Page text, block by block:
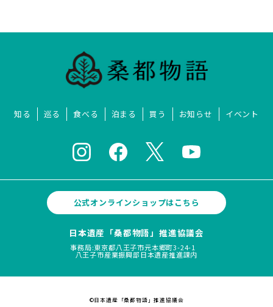
知る 巡る 食べる 泊まる 買う お知らせ イベント
公式オンラインショップはこちら
日本遺産「桑都物語」推進協議会
事務局:東京都八王子市元本郷町3-24-1
八王子市産業振興部日本遺産推進課内
©日本遺産「桑都物語」推進協議会